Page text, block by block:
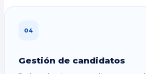
04
Gestión de candidatos